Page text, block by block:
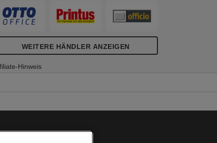
WEITERE HÄNDLER ANZEIGEN
Hinweis